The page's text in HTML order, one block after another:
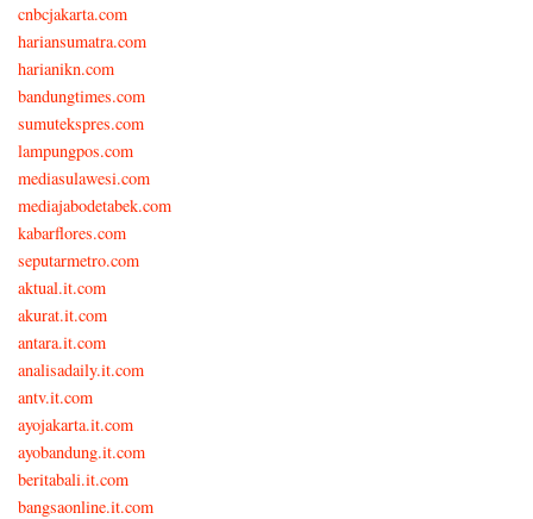
cnbcjakarta.com
hariansumatra.com
harianikn.com
bandungtimes.com
sumutekspres.com
lampungpos.com
mediasulawesi.com
mediajabodetabek.com
kabarflores.com
seputarmetro.com
aktual.it.com
akurat.it.com
antara.it.com
analisadaily.it.com
antv.it.com
ayojakarta.it.com
ayobandung.it.com
beritabali.it.com
bangsaonline.it.com